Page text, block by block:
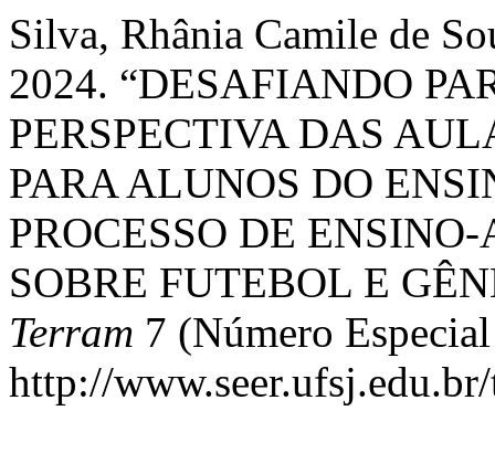
Silva, Rhânia Camile de
2024. “DESAFIANDO
PERSPECTIVA DAS
PARA ALUNOS DO
PROCESSO DE
SOBRE FUTEBOL E
Terram 7 (Número
http://